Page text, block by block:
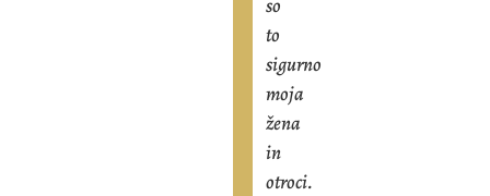
to
sigurno
moja
žena
in
otroci.